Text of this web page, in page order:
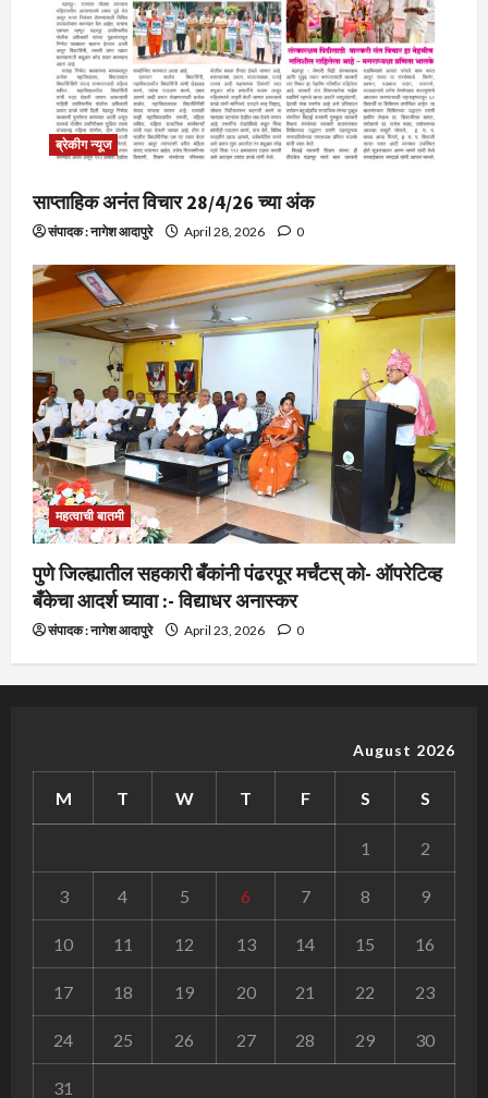
ब्रेकीग न्यूज
साप्ताहिक अनंत विचार 28/4/26 च्या अंक
संपादक : नागेश आदापुरे April 28, 2026 0
महत्वाची बातमी
पुणे जिल्ह्यातील सहकारी बँकांनी पंढरपूर मर्चंटस् को- ऑपरेटिव्ह
बँकेचा आदर्श घ्यावा :- विद्याधर अनास्कर
संपादक : नागेश आदापुरे April 23, 2026 0
August 2026
M T W T F S S
1 2
3 4 5 6 7 8 9
10 11 12 13 14 15 16
17 18 19 20 21 22 23
24 25 26 27 28 29 30
31